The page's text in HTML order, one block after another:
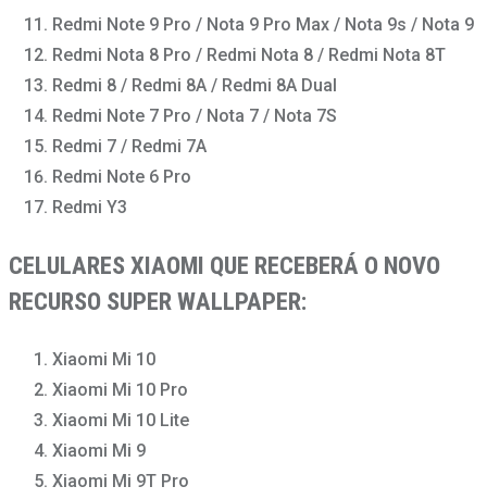
Redmi Note 9 Pro / Nota 9 Pro Max / Nota 9s / Nota 9
Redmi Nota 8 Pro / Redmi Nota 8 / Redmi Nota 8T
Redmi 8 / Redmi 8A / Redmi 8A Dual
Redmi Note 7 Pro / Nota 7 / Nota 7S
Redmi 7 / Redmi 7A
Redmi Note 6 Pro
Redmi Y3
CELULARES XIAOMI QUE RECEBERÁ O NOVO
RECURSO SUPER WALLPAPER:
Xiaomi Mi 10
Xiaomi Mi 10 Pro
Xiaomi Mi 10 Lite
Xiaomi Mi 9
Xiaomi Mi 9T Pro